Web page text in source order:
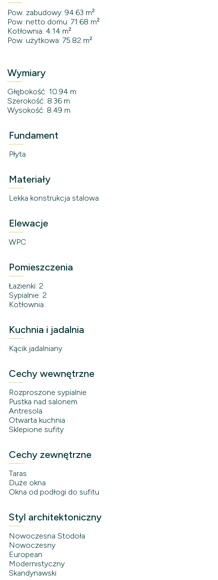
Pow. zabudowy: 94.63 m²
Pow. netto domu: 71.68 m²
Kotłownia: 4.14 m²
Pow. użytkowa: 75.82 m²
Wymiary
Głębokość: 10.94 m
Szerokość: 8.36 m
Wysokość: 8.49 m
Fundament
Płyta
Materiały
Lekka konstrukcja stalowa
Elewacje
WPC
Pomieszczenia
Łazienki: 2
Sypialnie: 2
Kotłownia
Kuchnia i jadalnia
Kącik jadalniany
Cechy wewnętrzne
Rozproszone sypialnie
Pustka nad salonem
Antresola
Otwarta kuchnia
Sklepione sufity
Cechy zewnętrzne
Taras
Duże okna
Okna od podłogi do sufitu
Styl architektoniczny
Nowoczesna Stodoła
Nowoczesny
European
Modernistyczny
Skandynawski